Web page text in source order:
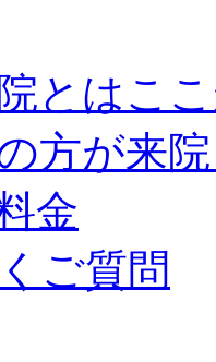
とはこ
方が来
金
ご質問